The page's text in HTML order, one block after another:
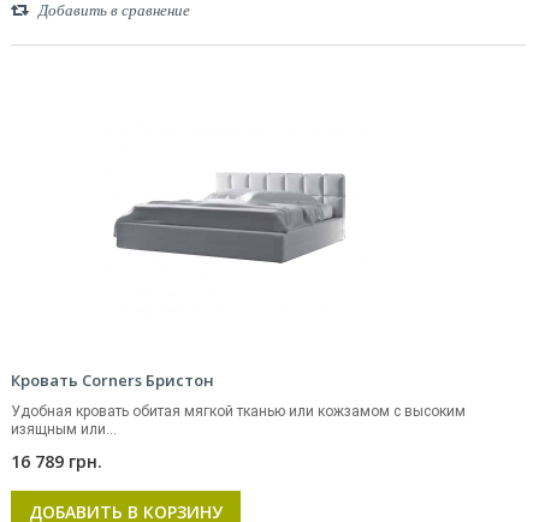
Добавить в сравнение
Кровать Corners Бристон
Удобная кровать обитая мягкой тканью или кожзамом с высоким
изящным или...
16 789 грн.
ДОБАВИТЬ В КОРЗИНУ